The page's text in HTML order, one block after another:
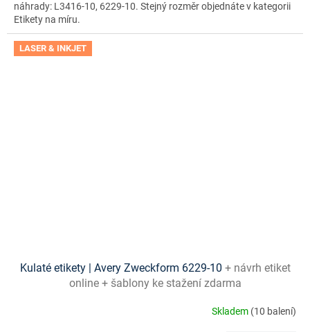
náhrady: L3416-10, 6229-10. Stejný rozměr objednáte v kategorii
Etikety na míru.
LASER & INKJET
Kulaté etikety | Avery Zweckform 6229-10 + návrh etiket
online + šablony ke stažení zdarma
Skladem (10 balení)